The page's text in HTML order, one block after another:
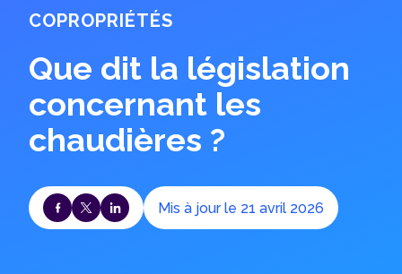
COPROPRIÉTÉS
Que dit la législation
concernant les
chaudières ?
Mis à jour le 21 avril 2026